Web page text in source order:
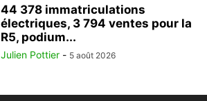
44 378 immatriculations
électriques, 3 794 ventes pour la
R5, podium...
Julien Pottier - 5 août 2026